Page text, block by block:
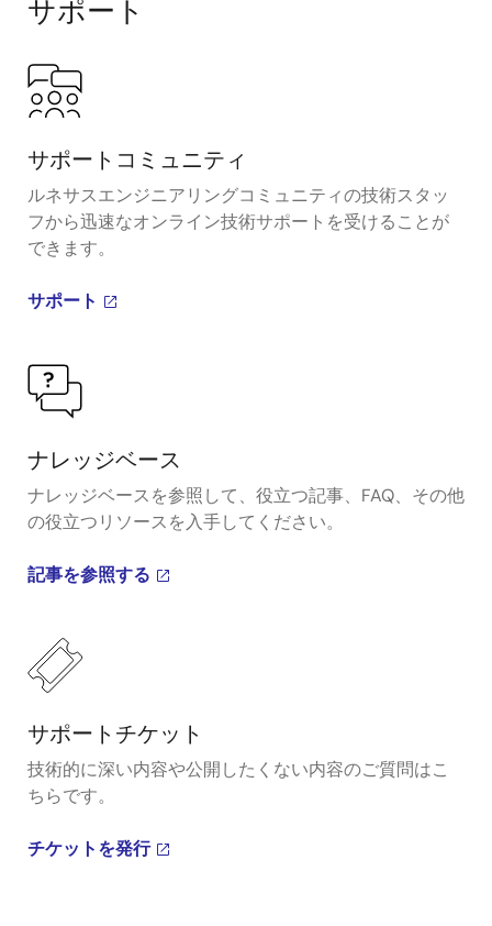
サポート
サポートコミュニティ
ルネサスエンジニアリングコミュニティの技術スタッ
フから迅速なオンライン技術サポートを受けることが
できます。
サポート
ナレッジベース
ナレッジベースを参照して、役立つ記事、FAQ、その他
の役立つリソースを入手してください。
記事を参照する
サポートチケット
技術的に深い内容や公開したくない内容のご質問はこ
ちらです。
チケットを発行